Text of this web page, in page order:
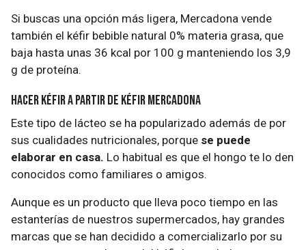
Si buscas una opción más ligera, Mercadona vende
también el kéfir bebible natural 0% materia grasa, que
baja hasta unas 36 kcal por 100 g manteniendo los 3,9
g de proteína.
Hacer kéfir a partir de kéfir mercadona
Este tipo de lácteo se ha popularizado además de por
sus cualidades nutricionales, porque se puede
elaborar en casa. Lo habitual es que el hongo te lo den
conocidos como familiares o amigos.
Aunque es un producto que lleva poco tiempo en las
estanterías de nuestros supermercados, hay grandes
marcas que se han decidido a comercializarlo por su